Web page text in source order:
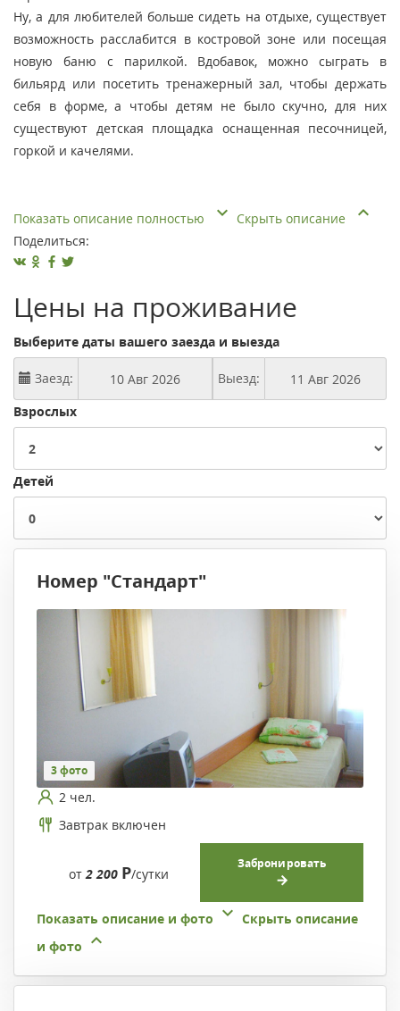
Ну, а для любителей больше сидеть на отдыхе, существует
возможность расслабится в костровой зоне или посещая
новую баню с парилкой. Вдобавок, можно сыграть в
бильярд или посетить тренажерный зал, чтобы держать
себя в форме, а чтобы детям не было скучно, для них
существуют детская площадка оснащенная песочницей,
горкой и качелями.
Показать описание полностью
Скрыть описание
Поделиться:
Цены на проживание
Выберите даты вашего заезда и выезда
Заезд:
Выезд:
Взрослых
Детей
Номер "Стандарт"
3 фото
2 чел.
Завтрак включен
от2 200 Р/сутки
Забронировать
Показать описание и фото
Скрыть описание
и фото